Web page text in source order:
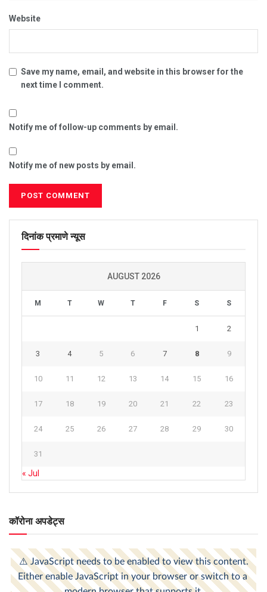
Website
Save my name, email, and website in this browser for the
next time I comment.
Notify me of follow-up comments by email.
Notify me of new posts by email.
दिनांक प्रमाणे न्यूस
AUGUST 2026
M T W T F S S
1 2
3 4 5 6 7 8 9
10 11 12 13 14 15 16
17 18 19 20 21 22 23
24 25 26 27 28 29 30
31
« Jul
कॉरोना अपडेट्स